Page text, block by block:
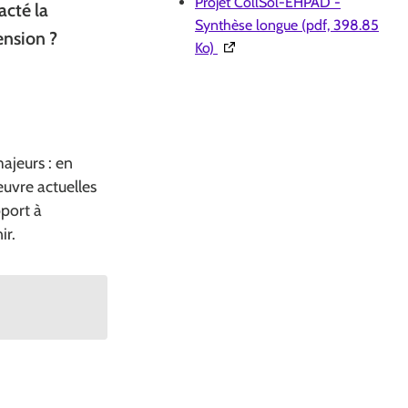
la
?
: en
actuelles
à
Synthèse longue (pdf, 398.85
Ko)
(Ouverture dans une nouvelle